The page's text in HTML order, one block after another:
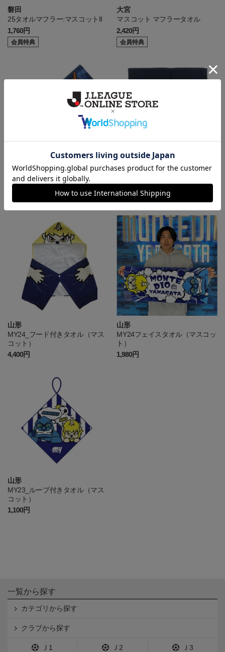
磐田
25タオルマフラー:マスコットII
1,760円
会員特典
大宮
マスコット マフラータオル
2,420円
会員特典
岐阜
ギッフィー×シューカくんコラボ
2,500円
鹿児島
山形
MY24_フード付きタオル（マス
コット）
4,400円
山形
MY24フェイスタオル（マスコッ
ト）
1,980円
山形
MY23_ループ付きタオル（マス
コット）
1,100円
一覧から探す
カテゴリから探す
クラブから探す
Ｊ1 Ｊ2 Ｊ3